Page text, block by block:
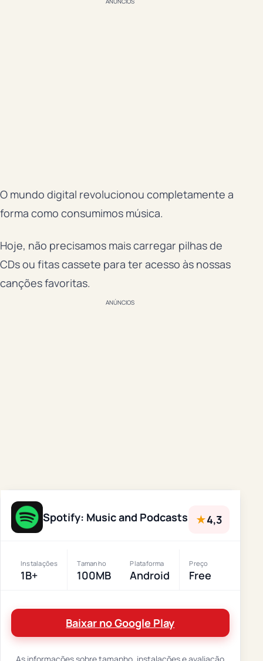
O mundo digital revolucionou completamente a
forma como consumimos música.
Hoje, não precisamos mais carregar pilhas de
CDs ou fitas cassete para ter acesso às nossas
canções favoritas.
ANÚNCIOS
Spotify: Music and Podcasts ★4,3
Instalações
1B+
Tamanho
100MB
Plataforma
Android
Preço
Free
Baixar no Google Play